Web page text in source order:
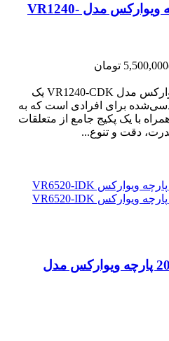
کیت دریل شارژی 40 پارچه ویوارکس مدل VR1240-
5,500,000 تومان
کیت دریل شارژی ۴۰ پارچه ویوارکس مدل VR1240‑CDK یک
برای افرادی است که به
با یک پکیج جامع از متعلقات
دقت و تنوع...
کیت دریل برقی 650 وات 20 پارچه ویوارکس مدل